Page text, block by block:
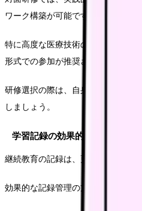
ワーク構築が可能です。
特に高度な医療技術の習得や、チ
形式での参加が推奨されます。
研修選択の際は、自身の課題や目
しましょう。
学習記録の効果的な管理手法
継続教育の記録は、更新時の重要な
効果的な記録管理の方法について解